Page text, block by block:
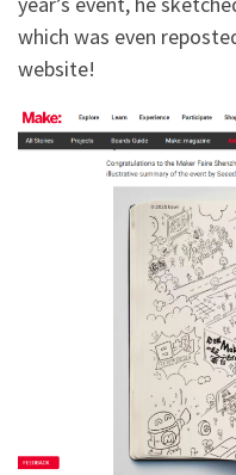
which was even
website!